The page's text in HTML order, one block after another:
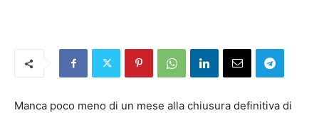
Manca poco meno di un mese alla chiusura definitiva di